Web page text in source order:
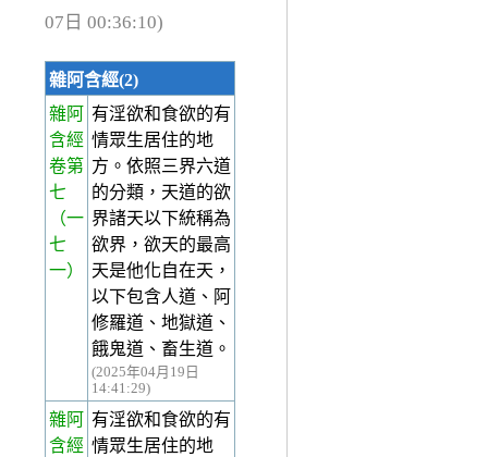
07日 00:36:10)
雜阿含經(2)
雜阿
含經
卷第
七
（一
七
一）
有淫欲和食欲的有
情眾生居住的地
方。依照三界六道
的分類，天道的欲
界諸天以下統稱為
欲界，欲天的最高
天是他化自在天，
以下包含人道、阿
修羅道、地獄道、
餓鬼道、畜生道。
(2025年04月19日
14:41:29)
雜阿
含經
有淫欲和食欲的有
情眾生居住的地